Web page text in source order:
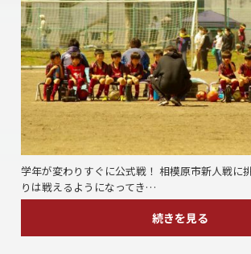
学年が変わりすぐに公式戦！ 相模原市新人戦に
りは戦えるようになってき…
続きを見る